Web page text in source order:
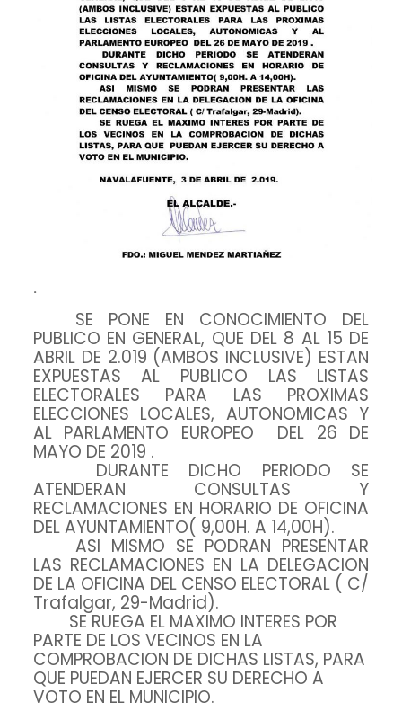
.
SE PONE EN CONOCIMIENTO DEL
PUBLICO EN GENERAL, QUE DEL 8 AL 15 DE
ABRIL DE 2.019 (AMBOS INCLUSIVE) ESTAN
EXPUESTAS AL PUBLICO LAS LISTAS
ELECTORALES PARA LAS PROXIMAS
ELECCIONES LOCALES, AUTONOMICAS Y
AL PARLAMENTO EUROPEO DEL 26 DE
MAYO DE 2019 .
DURANTE DICHO PERIODO SE
ATENDERAN CONSULTAS Y
RECLAMACIONES EN HORARIO DE OFICINA
DEL AYUNTAMIENTO( 9,00H. A 14,00H).
ASI MISMO SE PODRAN PRESENTAR
LAS RECLAMACIONES EN LA DELEGACION
DE LA OFICINA DEL CENSO ELECTORAL ( C/
Trafalgar, 29-Madrid).
SE RUEGA EL MAXIMO INTERES POR
PARTE DE LOS VECINOS EN LA
COMPROBACION DE DICHAS LISTAS, PARA
QUE PUEDAN EJERCER SU DERECHO A
VOTO EN EL MUNICIPIO.